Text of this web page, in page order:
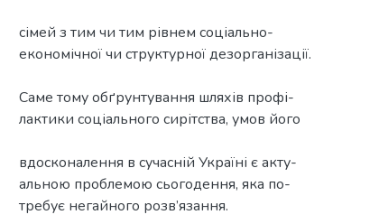
сімей з тим чи тим рівнем соціально-
економічної чи структурної дезорганізації.
Саме тому обґрунтування шляхів профі-
лактики соціального сирітства, умов його
вдосконалення в сучасній Україні є акту-
альною проблемою сьогодення, яка по-
требує негайного розв’язання.